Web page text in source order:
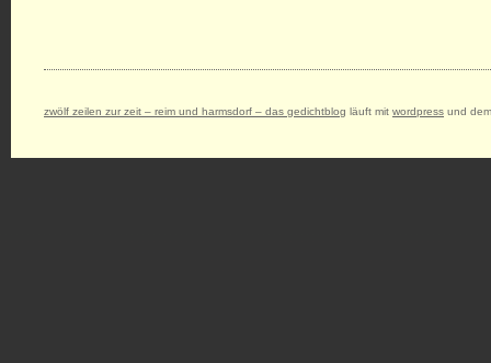
zwölf zeilen zur zeit – reim und harmsdorf – das gedichtblog läuft mit wordpress und